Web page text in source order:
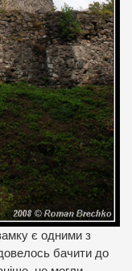
є одними з
бачити до